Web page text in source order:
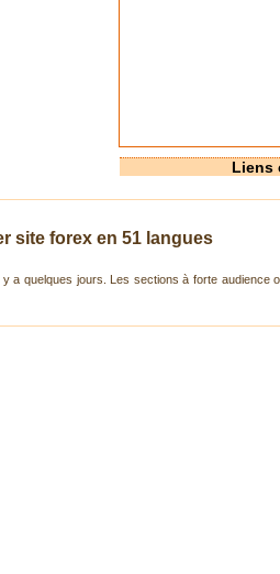
Liens
site forex en 51 langues
a quelques jours. Les sections à forte audience